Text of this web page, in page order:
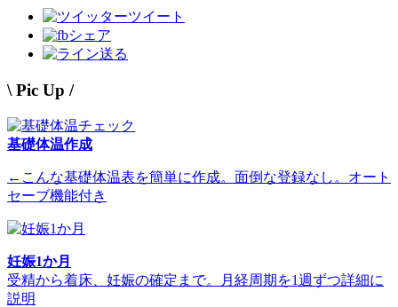
ツイート
シェア
送る
\ Pic Up /
基礎体温作成
←こんな基礎体温表を簡単に作成。面倒な登録なし。オート
セーブ機能付き
妊娠1か月
受精から着床、妊娠の確定まで。月経周期を1週ずつ詳細に
説明